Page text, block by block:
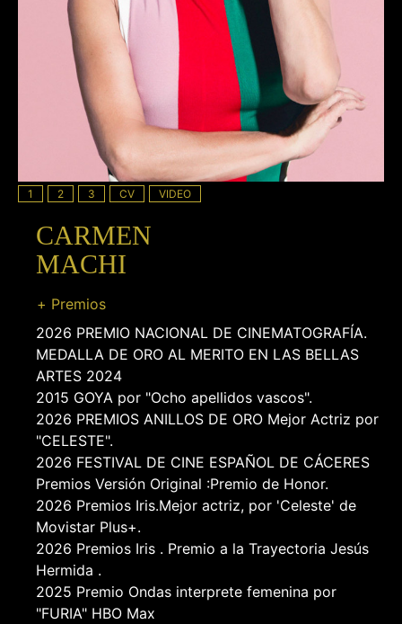
1 2 3 CV VIDEO
CARMEN
MACHI
+ Premios
2026 PREMIO NACIONAL DE CINEMATOGRAFÍA.
MEDALLA DE ORO AL MERITO EN LAS BELLAS
ARTES 2024
2015 GOYA por "Ocho apellidos vascos".
2026 PREMIOS ANILLOS DE ORO Mejor Actriz por
"CELESTE".
2026 FESTIVAL DE CINE ESPAÑOL DE CÁCERES
Premios Versión Original :Premio de Honor.
2026 Premios Iris.Mejor actriz, por 'Celeste' de
Movistar Plus+.
2026 Premios Iris . Premio a la Trayectoria Jesús
Hermida .
2025 Premio Ondas interprete femenina por
"FURIA" HBO Max